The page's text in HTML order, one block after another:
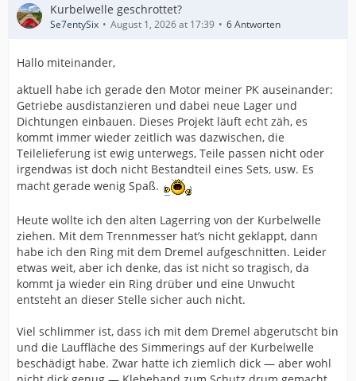
Kurbelwelle geschrottet?
Se7entySix August 1, 2026 at 17:39 6 Antworten
Hallo miteinander,
aktuell habe ich gerade den Motor meiner PK auseinander:
Getriebe ausdistanzieren und dabei neue Lager und
Dichtungen einbauen. Dieses Projekt läuft echt zäh, es
kommt immer wieder zeitlich was dazwischen, die
Teilelieferung ist ewig unterwegs, Teile passen nicht oder
irgendwas ist doch nicht Bestandteil eines Sets, usw. Es
macht gerade wenig Spaß.
Heute wollte ich den alten Lagerring von der Kurbelwelle
ziehen. Mit dem Trennmesser hat’s nicht geklappt, dann
habe ich den Ring mit dem Dremel aufgeschnitten. Leider
etwas weit, aber ich denke, das ist nicht so tragisch, da
kommt ja wieder ein Ring drüber und eine Unwucht
entsteht an dieser Stelle sicher auch nicht.
Viel schlimmer ist, dass ich mit dem Dremel abgerutscht bin
und die Lauffläche des Simmerings auf der Kurbelwelle
beschädigt habe. Zwar hatte ich ziemlich dick — aber wohl